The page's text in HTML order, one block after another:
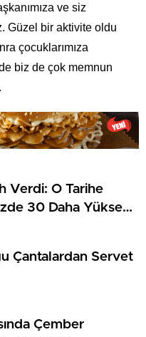
ve siz
Güzel bir aktivite oldu
çocuklarımıza
biz de çok memnun
Verdi: O Tarihe
30 Daha Yüksek
Çantalardan Servet
Çember